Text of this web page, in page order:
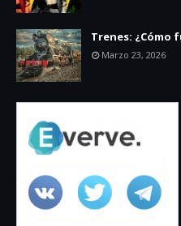
Trenes: ¿Cómo
Marzo 23, 2026